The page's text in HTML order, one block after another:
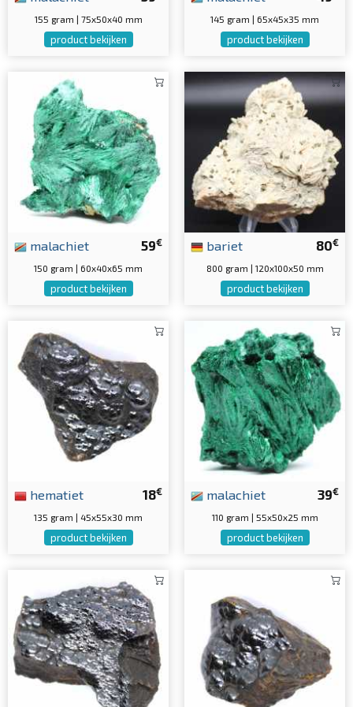
155 gram | 75x50x40 mm
product bekijken
145 gram | 65x45x35 mm
product bekijken
59€
malachiet
150 gram | 60x40x65 mm
product bekijken
80€
bariet
800 gram | 120x100x50 mm
product bekijken
18€
hematiet
135 gram | 45x55x30 mm
product bekijken
39€
malachiet
110 gram | 55x50x25 mm
product bekijken